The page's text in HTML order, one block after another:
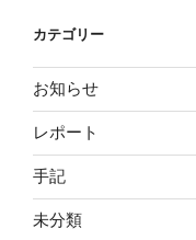
カテゴリー
お知らせ
レポート
手記
未分類